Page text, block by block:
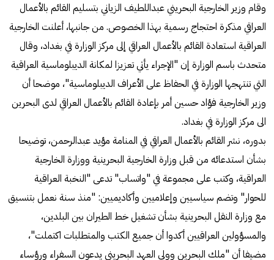
وقام وزير الخارجية البحريني عبداللطيف الزياني بتسليم القائم بالأعمال
العراقي مذكرة احتجاج رسمية بهذا الخصوص. من جانبها، أعلنت الخارجية
العراقية استعادة القائم بالأعمال العراقي إلى مركز الوزارة في بغداد، وقال
متحدث باسم الوزارة إن "الإجراء يأتي تعزيزا لمكانة الديبلوماسية العراقية
التي تنتهجها الوزارة في الحفاظ على الأعراف الديبلوماسية"، موضحا أن
وزير الخارجية فؤاد حسين أمر بإعادة القائم بالأعمال العراقي لدى البحرين
الى مركز الوزارة في بغداد.
بدوره، نشر القائم بالأعمال العراقي في المنامة مؤيد عبدالرحمن، توضيحا
بشأن استدعائه من قبل وزارة الخارجية البحرينية ووزارة الخارجية
العراقية، وكتب على مجموعة في "واتساب" تدعى "النخبة العراقية
للحوار" وتضم سياسيين وإعلاميين وأكاديميين: "منذ سنة نعمل بتنسيق
مع وزارة النقل البحرينية بشأن تشغيل خط الطيران بين البلدين،
والمسؤولين العراقيين أكدوا أن جميع الكتب والمتطلبات اكتملت"،
مضيفا أن "ملك البحرين وولي العهد البحريني يدعون السفراء ورؤساء